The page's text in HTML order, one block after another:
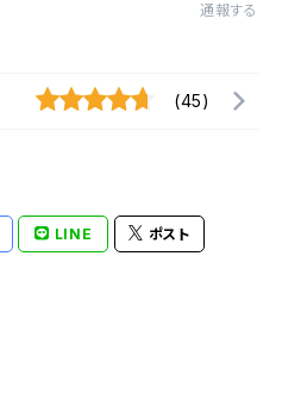
通報する
(45)
LINE ポスト